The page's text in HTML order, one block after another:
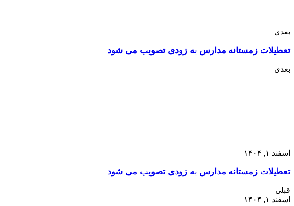
بعدی
تعطیلات زمستانه مدارس به زودی تصویب می شود
بعدی
اسفند ۱, ۱۴۰۴
تعطیلات زمستانه مدارس به زودی تصویب می شود
قبلی
اسفند ۱, ۱۴۰۴